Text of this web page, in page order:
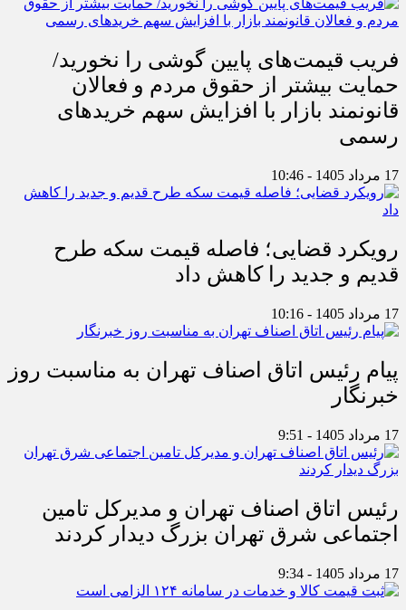
فریب قیمت‌های پایین گوشی را نخورید/
حمایت بیشتر از حقوق مردم و فعالان
قانونمند بازار با افزایش سهم خریدهای
رسمی
17 مرداد 1405 - 10:46
رویکرد قضایی؛ فاصله قیمت سکه طرح
قدیم و جدید را کاهش داد
17 مرداد 1405 - 10:16
پیام رئیس اتاق اصناف تهران به مناسبت روز
خبرنگار
17 مرداد 1405 - 9:51
رئیس اتاق اصناف تهران و مدیرکل تامین
اجتماعی شرق تهران بزرگ دیدار کردند
17 مرداد 1405 - 9:34